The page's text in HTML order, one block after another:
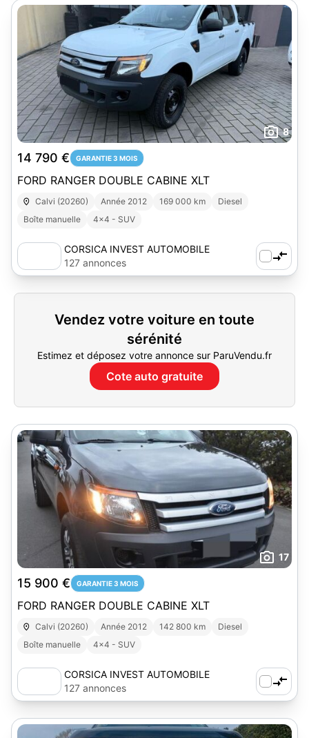
8
14 790 € GARANTIE 3 MOIS
FORD RANGER DOUBLE CABINE XLT
Calvi (20260) Année 2012 169 000 km
Diesel
Boîte manuelle
4x4 - SUV
CORSICA INVEST AUTOMOBILE
127 annonces
Vendez votre voiture en toute
sérénité
Estimez et déposez votre annonce sur ParuVendu.fr
Cote auto gratuite
17
15 900 € GARANTIE 3 MOIS
FORD RANGER DOUBLE CABINE XLT
Calvi (20260) Année 2012 142 800 km
Diesel
Boîte manuelle
4x4 - SUV
CORSICA INVEST AUTOMOBILE
127 annonces